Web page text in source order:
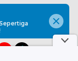
Kotak Pos